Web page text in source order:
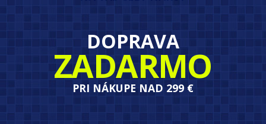
DOPRAVA
ZADARMO
PRI NÁKUPE NAD 299 €